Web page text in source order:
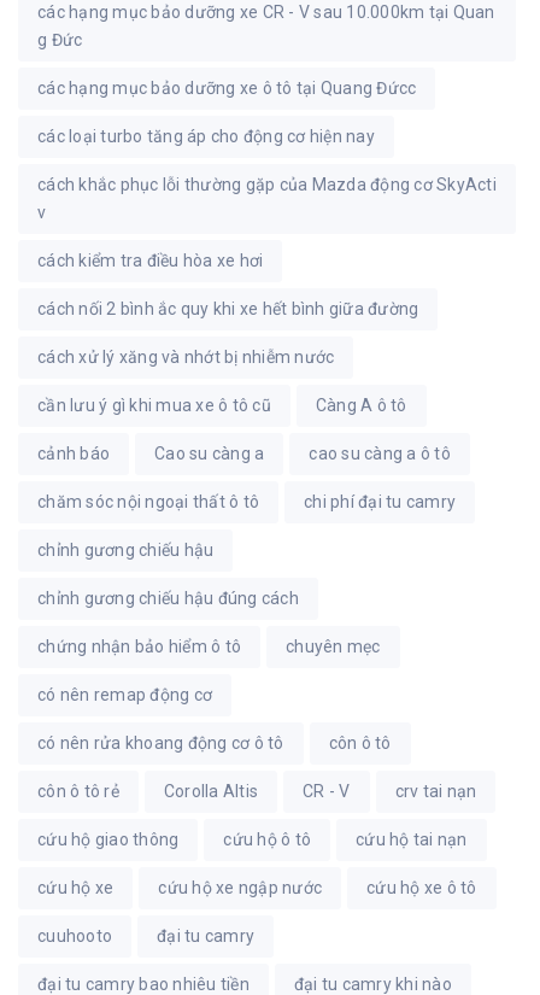
các hạng mục bảo dưỡng xe CR - V sau 10.000km tại Quan
g Đức
các hạng mục bảo dưỡng xe ô tô tại Quang Đứcc
các loại turbo tăng áp cho động cơ hiện nay
cách khắc phục lỗi thường gặp của Mazda động cơ SkyActi
v
cách kiểm tra điều hòa xe hơi
cách nối 2 bình ắc quy khi xe hết bình giữa đường
cách xử lý xăng và nhớt bị nhiễm nước
cần lưu ý gì khi mua xe ô tô cũ Càng A ô tô
cảnh báo Cao su càng a cao su càng a ô tô
chăm sóc nội ngoại thất ô tô chi phí đại tu camry
chỉnh gương chiếu hậu
chỉnh gương chiếu hậu đúng cách
chứng nhận bảo hiểm ô tô chuyên mẹc
có nên remap động cơ
có nên rửa khoang động cơ ô tô côn ô tô
côn ô tô rẻ Corolla Altis CR - V crv tai nạn
cứu hộ giao thông cứu hộ ô tô cứu hộ tai nạn
cứu hộ xe cứu hộ xe ngập nước cứu hộ xe ô tô
cuuhooto đại tu camry
đại tu camry bao nhiêu tiền đại tu camry khi nào